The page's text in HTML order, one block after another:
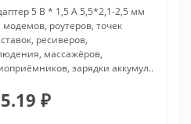
5 В * 1,5 А 5,5*2,1-2,5 мм
роутеров, точек
ресиверов,
массажёров,
зарядки аккумул..
₽